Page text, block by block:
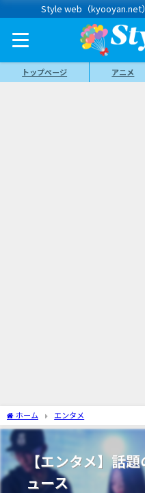
Style web（kyooyan.net
トップページ アニメ
ホーム エンタメ
【エンタメ】話
ュース